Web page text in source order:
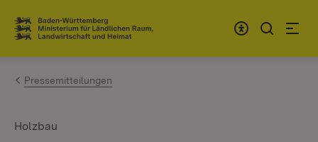
Zum Inhalt springen
Link zur Startseite
Pressemitteilungen
Holzbau